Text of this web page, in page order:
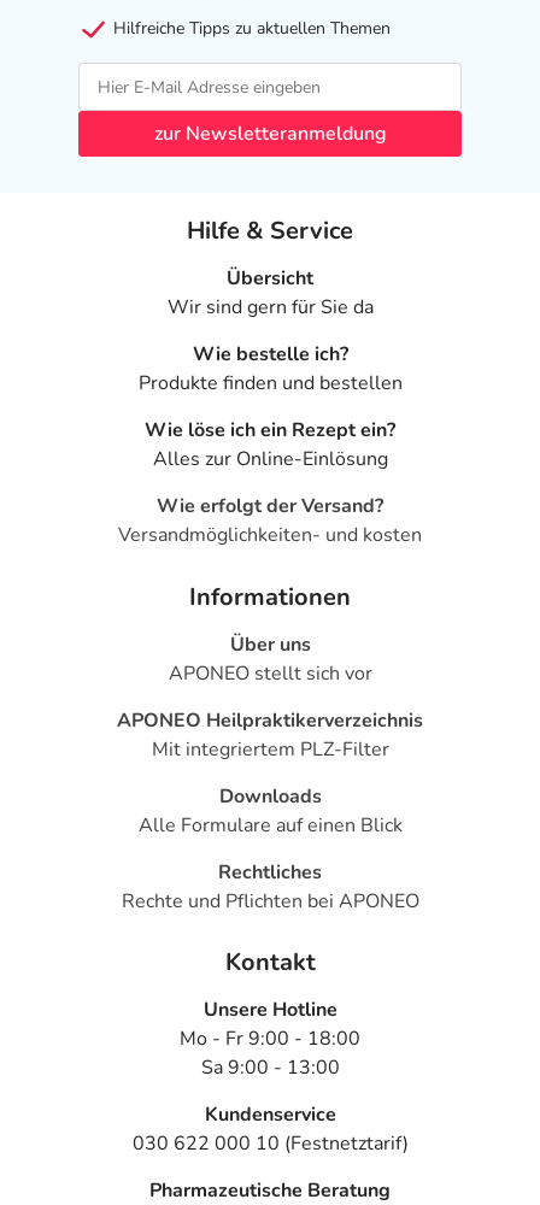
Hilfreiche Tipps zu aktuellen Themen
zur Newsletteranmeldung
Hilfe & Service
Übersicht
Wir sind gern für Sie da
Wie bestelle ich?
Produkte finden und bestellen
Wie löse ich ein Rezept ein?
Alles zur Online-Einlösung
Wie erfolgt der Versand?
Versandmöglichkeiten- und kosten
Informationen
Über uns
APONEO stellt sich vor
APONEO Heilpraktikerverzeichnis
Mit integriertem PLZ-Filter
Downloads
Alle Formulare auf einen Blick
Rechtliches
Rechte und Pflichten bei APONEO
Kontakt
Unsere Hotline
Mo - Fr 9:00 - 18:00
Sa 9:00 - 13:00
Kundenservice
030 622 000 10 (Festnetztarif)
Pharmazeutische Beratung